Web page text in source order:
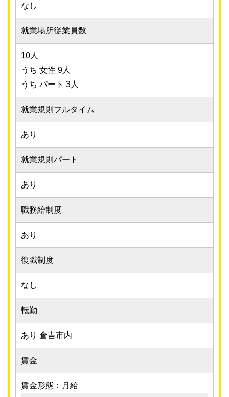
なし
就業場所従業員数
10人
うち 女性 9人
うち パート 3人
就業規則フルタイム
あり
就業規則パート
あり
職務給制度
あり
復職制度
なし
転勤
あり 倉吉市内
賃金
賃金形態：月給